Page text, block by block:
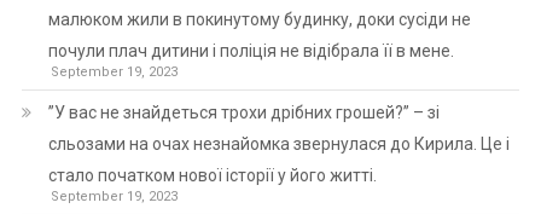
малюком жили в покинутому будинку, доки сусіди не
почули плач дитини і поліція не відібрала її в мене.
September 19, 2023
”У вас не знайдеться трохи дрібних грошей?” – зі
сльозами на очах незнайомка звернулася до Кирила. Це і
стало початком нової історії у його житті.
September 19, 2023